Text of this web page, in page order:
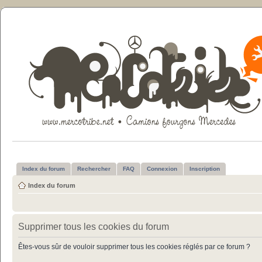
Index du forum Rechercher FAQ Connexion Inscription
Index du forum
Supprimer tous les cookies du forum
Êtes-vous sûr de vouloir supprimer tous les cookies réglés par ce forum ?